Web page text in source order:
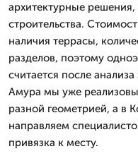
архитектурные
строительства.
наличия террасы,
разделов, поэтому
считается после
Амура мы уже
разной геометрией, а в
направляем
привязка к месту.